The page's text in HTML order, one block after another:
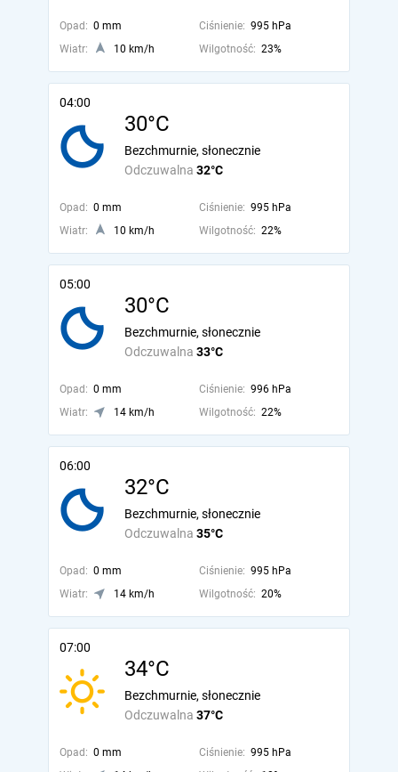
Opad: 0 mm Ciśnienie: 995 hPa
Wiatr:
10 km/h Wilgotność: 23%
04:00
30°C
Odczuwalna 32°C
Bezchmurnie, słonecznie
Opad: 0 mm Ciśnienie: 995 hPa
Wiatr:
10 km/h Wilgotność: 22%
05:00
30°C
Odczuwalna 33°C
Bezchmurnie, słonecznie
Opad: 0 mm Ciśnienie: 996 hPa
Wiatr:
14 km/h Wilgotność: 22%
06:00
32°C
Odczuwalna 35°C
Bezchmurnie, słonecznie
Opad: 0 mm Ciśnienie: 995 hPa
Wiatr:
14 km/h Wilgotność: 20%
07:00
34°C
Odczuwalna 37°C
Bezchmurnie, słonecznie
Opad: 0 mm Ciśnienie: 995 hPa